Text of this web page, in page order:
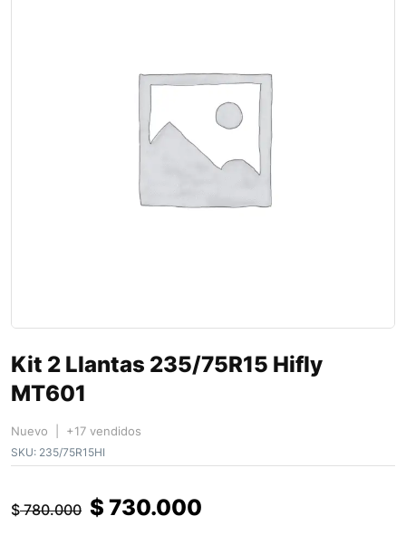
Kit 2 Llantas 235/75R15 Hifly
MT601
Nuevo | +17 vendidos
SKU: 235/75R15HI
$780.000 $ 730.000